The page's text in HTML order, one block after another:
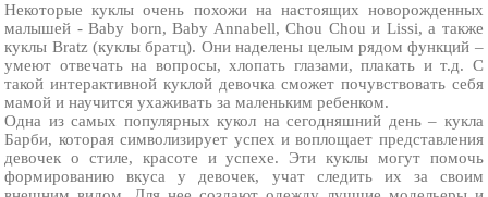
Некоторые куклы очень похожи на настоящих новорожденных
малышей - Baby born, Baby Annabell, Chou Chou и Lissi, а также
куклы Bratz (куклы братц). Они наделены целым рядом функций –
умеют отвечать на вопросы, хлопать глазами, плакать и т.д. С
такой интерактивной куклой девочка сможет почувствовать себя
мамой и научится ухаживать за маленьким ребенком.
Одна из самых популярных кукол на сегодняшний день – кукла
Барби, которая символизирует успех и воплощает представления
девочек о стиле, красоте и успехе. Эти куклы могут помочь
формированию вкуса у девочек, учат следить их за своим